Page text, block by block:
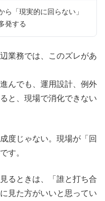
ら「現実的に回らない」
発する
業務では、このズレがあ
んでも、運用設計、例外
と、現場で消化できない
度じゃない。現場が「回
す。
るときは、「誰と打ち合
見た方がいいと思ってい